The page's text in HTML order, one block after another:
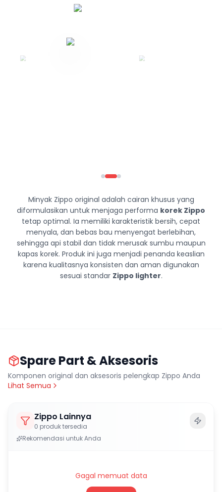
Minyak Zippo original adalah cairan khusus yang
diformulasikan untuk menjaga performa korek Zippo
tetap optimal. Ia memiliki karakteristik bersih, cepat
menyala, dan bebas bau menyengat berlebihan,
sehingga api stabil dan tidak merusak sumbu maupun
kapas korek. Produk ini juga menjadi penanda keaslian
karena kualitasnya konsisten dan aman digunakan
sesuai standar Zippo lighter.
Spare Part & Aksesoris
Komponen original dan aksesoris pelengkap Zippo Anda
Lihat Semua
Zippo Lainnya
0 produk tersedia
Rekomendasi untuk Anda
Gagal memuat data